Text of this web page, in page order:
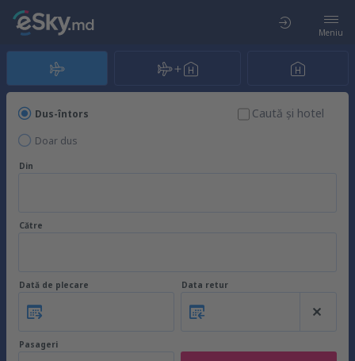
Meniu
Dus-întors
Doar dus
Caută şi hotel
Din
Către
Dată de plecare Data retur
Pasageri